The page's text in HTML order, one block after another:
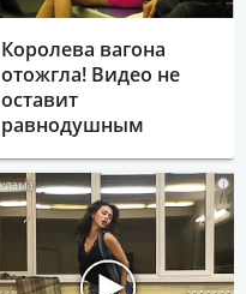
Королева вагона
отожгла! Видео не
оставит
равнодушным
i